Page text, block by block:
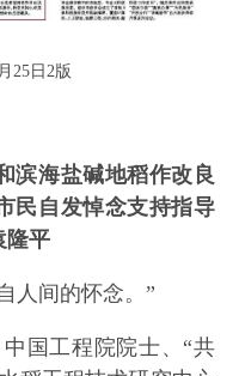
25日2版
滨海盐碱地稻作改良
民自发悼念支持指导
隆平
人间的怀念。”
国工程院院士、“共